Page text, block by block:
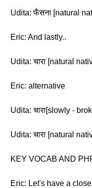
Udita: फँसना [natural
Eric: And lastly..
Udita: चारा [natural
Eric: alternative
Udita: चारा[slowly -
Udita: चारा [natural
KEY VOCAB AND
Eric: Let's have a